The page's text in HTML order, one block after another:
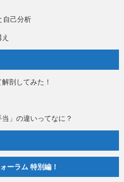
自己分析
剖してみた！
」の違いってなに？
ーラム 特別編！